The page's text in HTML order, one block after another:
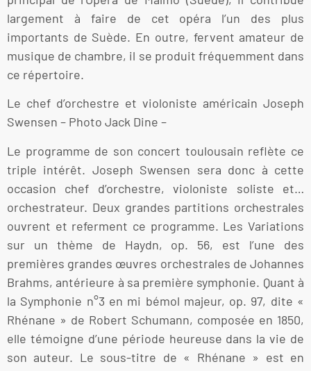
largement à faire de cet opéra l’un des plus
importants de Suède. En outre, fervent amateur de
musique de chambre, il se produit fréquemment dans
ce répertoire.
Le chef d’orchestre et violoniste américain Joseph
Swensen – Photo Jack Dine –
Le programme de son concert toulousain reflète ce
triple intérêt. Joseph Swensen sera donc à cette
occasion chef d’orchestre, violoniste soliste et…
orchestrateur. Deux grandes partitions orchestrales
ouvrent et referment ce programme. Les Variations
sur un thème de Haydn, op. 56, est l’une des
premières grandes œuvres orchestrales de Johannes
Brahms, antérieure à sa première symphonie. Quant à
la Symphonie n°3 en mi bémol majeur, op. 97, dite «
Rhénane » de Robert Schumann, composée en 1850,
elle témoigne d’une période heureuse dans la vie de
son auteur. Le sous-titre de « Rhénane » est en